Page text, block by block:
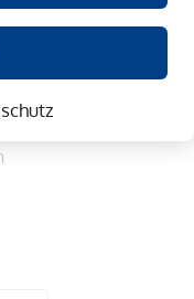
16 mm
um echte